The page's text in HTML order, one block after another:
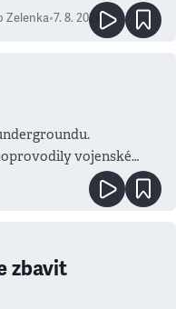
Zelenka•7. 8. 2026
vojenské
zbavit